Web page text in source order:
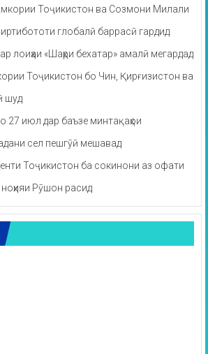
Тоҷикистон ва Созмони Милали
иртибототи глобалӣ баррасӣ гардид
лоиҳаи «Шаҳри бехатар» амалӣ мегардад
Тоҷикистон бо Чин, Қирғизистон ва
шуд
27 июл дар баъзе минтақаҳои
сел пешгӯӣ мешавад
Тоҷикистон ба сокинони аз офати
Рӯшон расид